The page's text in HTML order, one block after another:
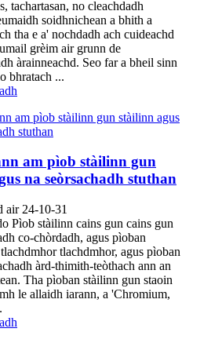
tachartasan, no cleachdadh
soidhnichean a bhith a
tha e a' nochdadh ach cuideachd
grèim air grunn de
àrainneachd. Seo far a bheil sinn
bhratach ...
am pìob stàilinn gun
na seòrsachadh stuthan
air 24-10-31
Pìob stàilinn cains gun cains gun
co-chòrdadh, agus pìoban
tlachdmhor, agus pìoban
àrd-thimith-teòthach ann an
Tha pìoban stàilinn gun staoin
le allaidh iarann, a 'Chromium,